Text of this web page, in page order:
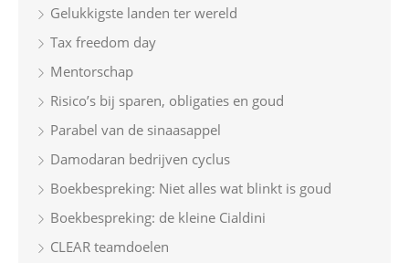
:
Gelukkigste landen ter wereld
Tax freedom day
Mentorschap
Risico’s bij sparen, obligaties en goud
Parabel van de sinaasappel
Damodaran bedrijven cyclus
Boekbespreking: Niet alles wat blinkt is goud
Boekbespreking: de kleine Cialdini
CLEAR teamdoelen